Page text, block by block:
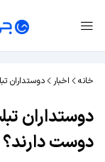
خانه اخبار دوستداران
دوستداران
دوست دارند؟